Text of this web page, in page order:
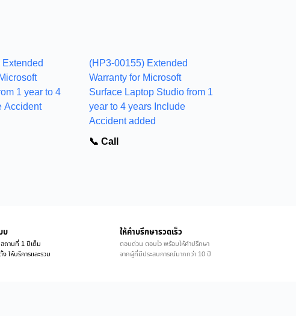
1 year to 4
Accident
(HP3-00155) Extended
Warranty for Microsoft
Surface Laptop Studio from 1
year to 4 years Include
Accident added
📞 Call
บ
ถานที่ 1 ปีเต็ม
ให้บริการและรวม
ให้คำบรึกษารวดเร็ว
ตอบด่วน ตอบไว พร้อมให้คำปรึกษา
จากผู้ที่มีประสบการณ์มากกว่า 10 ปี